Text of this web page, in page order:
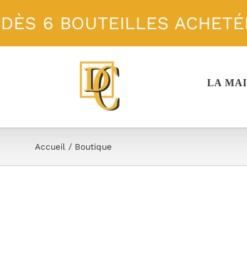
6 BOUTEILLES
LA
Accueil Boutique